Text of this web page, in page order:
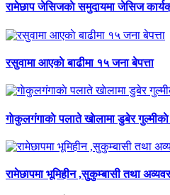
रामेछाप जेसिजकाे समुदायमा जेसिज
रसुवामा आएकाे बाढीमा १५ जना बेपत्ता
गाेकुलगंगाकाे पलाते खाेलामा डुबेर
रामेछापमा भूमिहीन ,सुकुम्बासी तथा